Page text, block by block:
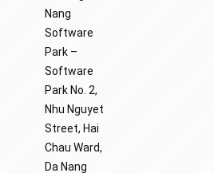
Nang
Software
Park –
Software
Park No. 2,
Nhu Nguyet
Street, Hai
Chau Ward,
Da Nang